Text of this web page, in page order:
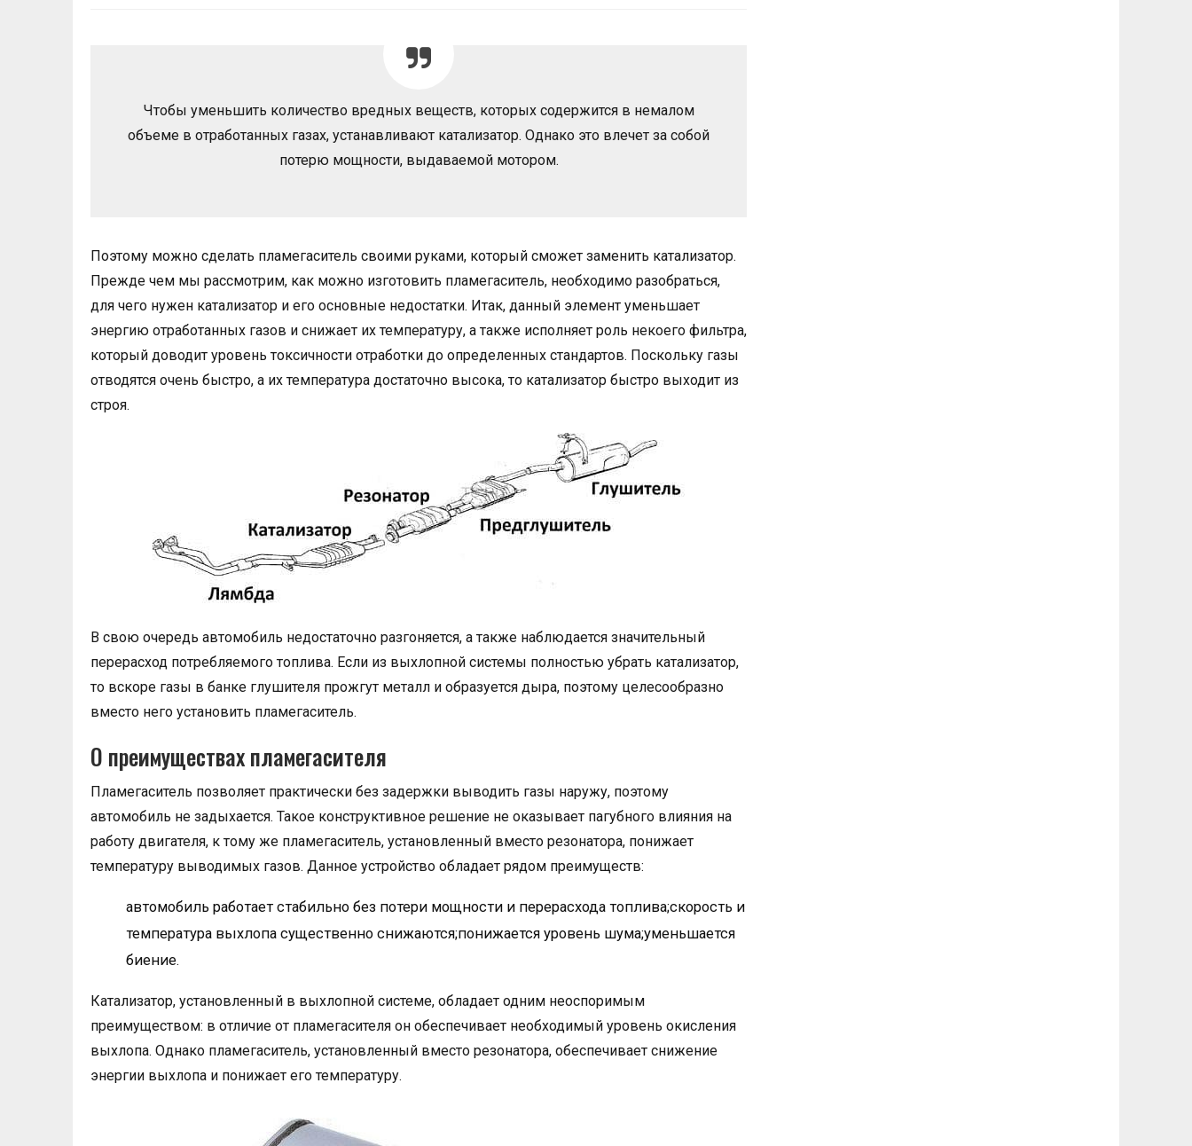
Чтобы уменьшить количество вредных веществ, которых содержится в немалом
объеме в отработанных газах, устанавливают катализатор. Однако это влечет за собой
потерю мощности, выдаваемой мотором.
Поэтому можно сделать пламегаситель своими руками, который сможет заменить катализатор.
Прежде чем мы рассмотрим, как можно изготовить пламегаситель, необходимо разобраться,
для чего нужен катализатор и его основные недостатки. Итак, данный элемент уменьшает
энергию отработанных газов и снижает их температуру, а также исполняет роль некоего фильтра,
который доводит уровень токсичности отработки до определенных стандартов. Поскольку газы
отводятся очень быстро, а их температура достаточно высока, то катализатор быстро выходит из
строя.
В свою очередь автомобиль недостаточно разгоняется, а также наблюдается значительный
перерасход потребляемого топлива. Если из выхлопной системы полностью убрать катализатор,
то вскоре газы в банке глушителя прожгут металл и образуется дыра, поэтому целесообразно
вместо него установить пламегаситель.
О преимуществах пламегасителя
Пламегаситель позволяет практически без задержки выводить газы наружу, поэтому
автомобиль не задыхается. Такое конструктивное решение не оказывает пагубного влияния на
работу двигателя, к тому же пламегаситель, установленный вместо резонатора, понижает
температуру выводимых газов. Данное устройство обладает рядом преимуществ:
автомобиль работает стабильно без потери мощности и перерасхода топлива;скорость и
температура выхлопа существенно снижаются;понижается уровень шума;уменьшается
биение.
Катализатор, установленный в выхлопной системе, обладает одним неоспоримым
преимуществом: в отличие от пламегасителя он обеспечивает необходимый уровень окисления
выхлопа. Однако пламегаситель, установленный вместо резонатора, обеспечивает снижение
энергии выхлопа и понижает его температуру.